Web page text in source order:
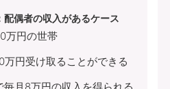
偶者の収入があるケース
万円の世帯
万円受け取ることができる